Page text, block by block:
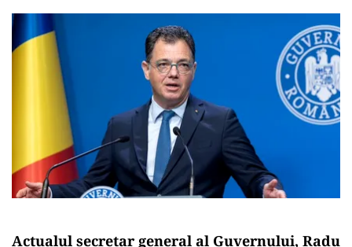
Actualul secretar general al Guvernului, Radu